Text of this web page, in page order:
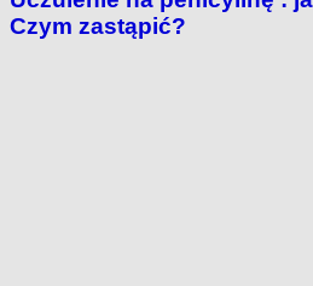
Czym zastąpić?